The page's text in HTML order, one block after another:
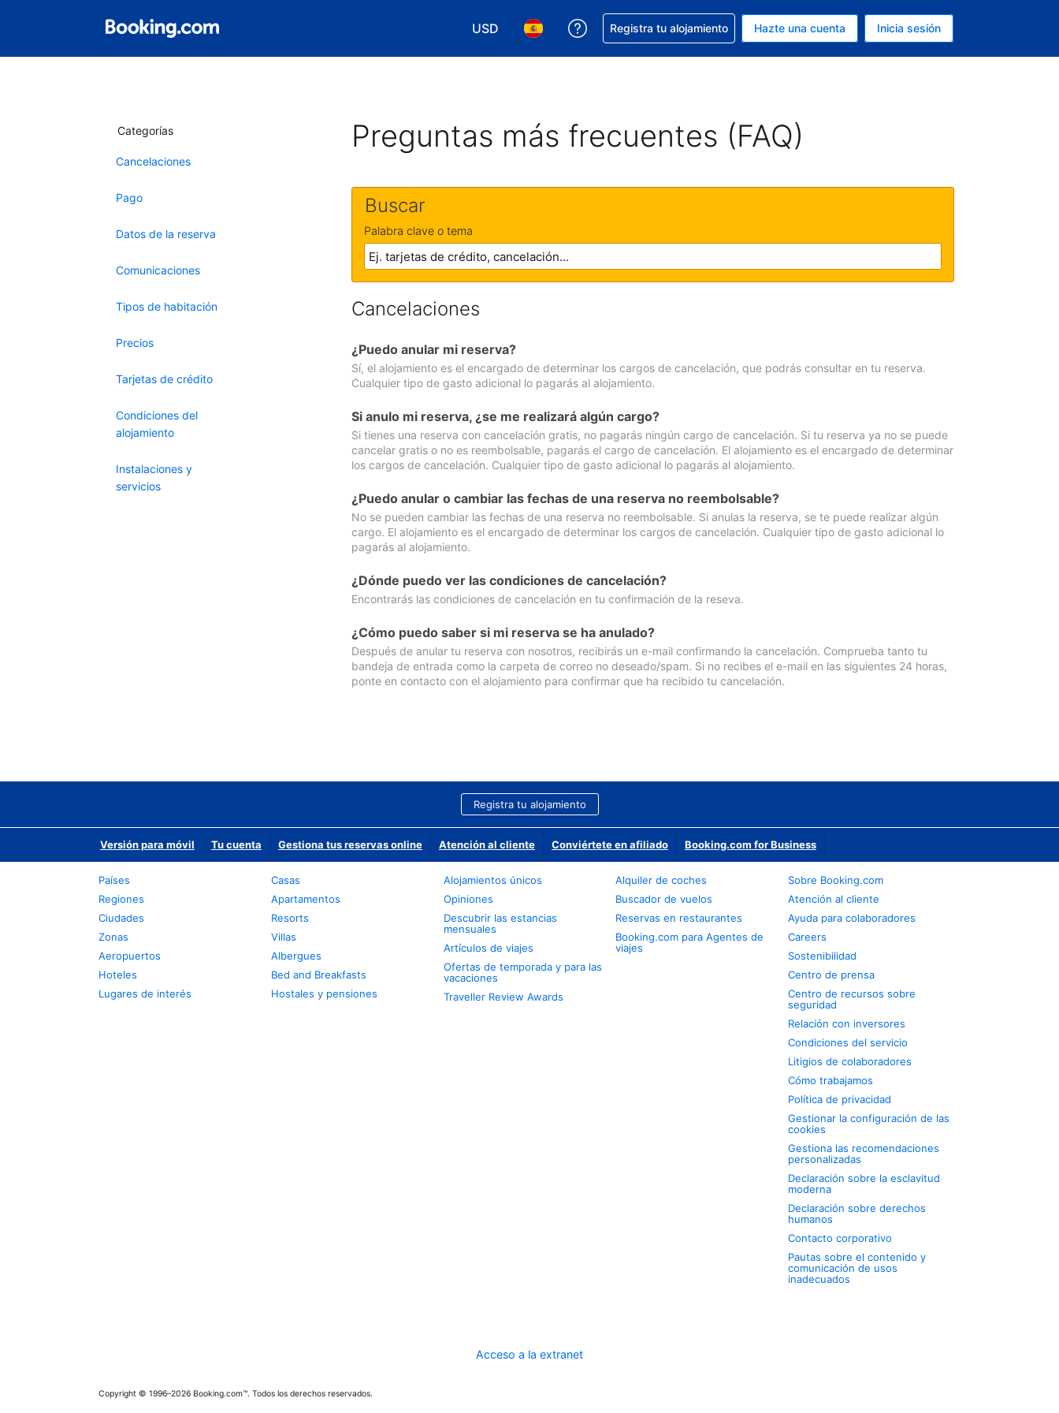
USD
Elegir tu moneda. Tu moneda actual es Dólar de EEUU
Elegir el idioma que prefieres. Tu idioma actual es Español
Obtener ayuda con la reserva
Registra tu alojamiento Hazte una cuenta Inicia sesión
Categorías
Cancelaciones
Pago
Datos de la reserva
Comunicaciones
Tipos de habitación
Precios
Tarjetas de crédito
Condiciones del
alojamiento
Instalaciones y
servicios
Preguntas más frecuentes (FAQ)
Buscar
Palabra clave o tema
Cancelaciones
¿Puedo anular mi reserva?
Sí, el alojamiento es el encargado de determinar los cargos de cancelación, que podrás consultar en tu reserva.
Cualquier tipo de gasto adicional lo pagarás al alojamiento.
Si anulo mi reserva, ¿se me realizará algún cargo?
Si tienes una reserva con cancelación gratis, no pagarás ningún cargo de cancelación. Si tu reserva ya no se puede
cancelar gratis o no es reembolsable, pagarás el cargo de cancelación. El alojamiento es el encargado de determinar
los cargos de cancelación. Cualquier tipo de gasto adicional lo pagarás al alojamiento.
¿Puedo anular o cambiar las fechas de una reserva no reembolsable?
No se pueden cambiar las fechas de una reserva no reembolsable. Si anulas la reserva, se te puede realizar algún
cargo. El alojamiento es el encargado de determinar los cargos de cancelación. Cualquier tipo de gasto adicional lo
pagarás al alojamiento.
¿Dónde puedo ver las condiciones de cancelación?
Encontrarás las condiciones de cancelación en tu confirmación de la reseva.
¿Cómo puedo saber si mi reserva se ha anulado?
Después de anular tu reserva con nosotros, recibirás un e-mail confirmando la cancelación. Comprueba tanto tu
bandeja de entrada como la carpeta de correo no deseado/spam. Si no recibes el e-mail en las siguientes 24 horas,
ponte en contacto con el alojamiento para confirmar que ha recibido tu cancelación.
Registra tu alojamiento
Versión para móvil Tu cuenta Gestiona tus reservas online Atención al cliente Conviértete en afiliado Booking.com for Business
Países
Regiones
Ciudades
Zonas
Aeropuertos
Hoteles
Lugares de interés
Casas
Apartamentos
Resorts
Villas
Albergues
Bed and Breakfasts
Hostales y pensiones
Alojamientos únicos
Opiniones
Descubrir las estancias
mensuales
Artículos de viajes
Ofertas de temporada y para las
vacaciones
Traveller Review Awards
Alquiler de coches
Buscador de vuelos
Reservas en restaurantes
Booking.com para Agentes de
viajes
Sobre Booking.com
Atención al cliente
Ayuda para colaboradores
Careers
Sostenibilidad
Centro de prensa
Centro de recursos sobre
seguridad
Relación con inversores
Condiciones del servicio
Litigios de colaboradores
Cómo trabajamos
Política de privacidad
Gestionar la configuración de las
cookies
Gestiona las recomendaciones
personalizadas
Declaración sobre la esclavitud
moderna
Declaración sobre derechos
humanos
Contacto corporativo
Pautas sobre el contenido y
comunicación de usos
inadecuados
Acceso a la extranet
Copyright © 1996–2026 Booking.com™. Todos los derechos reservados.